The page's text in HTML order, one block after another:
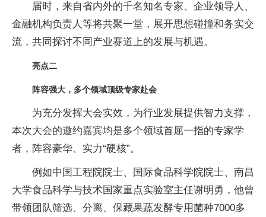
届时，来自省内外的千名知名专家、企业领导人、
金融机构负责人等将共聚一堂，展开思想碰撞和务实交
流，共同探讨不同产业赛道上的发展与机遇。
亮点二
阵容强大，多个领域顶级专家赴会
为充分发挥大会实效，为行业发展提供智力支撑，
本次大会的邀约嘉宾均是多个领域首屈一指的专家学
者，阵容豪华、实力“硬核”。
例如中国工程院院士、国际食品科学院院士、南昌
大学食品科学与技术国家重点实验室主任谢明勇，他曾
带领团队筛选、分离、保藏果蔬发酵专用菌种7000多